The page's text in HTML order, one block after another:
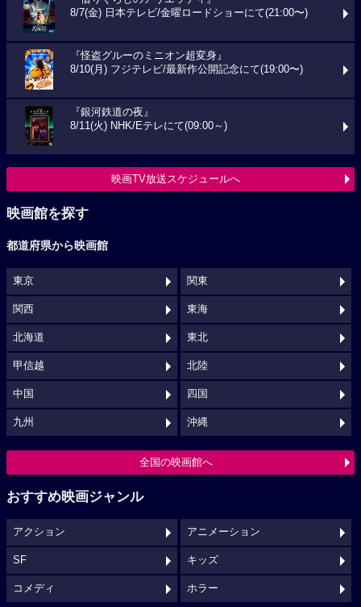
8/7(金) 日本テレビ/金曜ロードショーにて(21:00〜)
『怪盗グルーのミニオン超変身』
8/10(月) フジテレビ/最新作公開記念にて(19:00〜)
『銀河鉄道の夜』
8/11(火) NHK/Eテレにて(09:00～)
映画TV放送スケジュールへ
映画館を探す
都道府県から映画館
東京 関東
関西 東海
北海道 東北
甲信越 北陸
中国 四国
九州 沖縄
全国の映画館へ
おすすめ映画ジャンル
アクション アニメーション
SF キッズ
コメディ ホラー